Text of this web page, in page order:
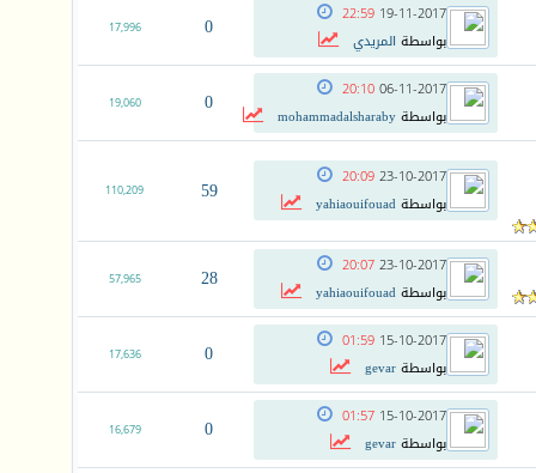
19-11-2017
22:59
بواسطة المريدي 0
17,996
06-11-2017
20:10
بواسطةmohammadalsharaby
0
19,060
23-10-2017
20:09
بواسطةyahiaouifouad
59
110,209
23-10-2017
20:07
بواسطةyahiaouifouad
28
57,965
15-10-2017
01:59
بواسطةgevar
0
17,636
15-10-2017
01:57
بواسطةgevar
0
16,679